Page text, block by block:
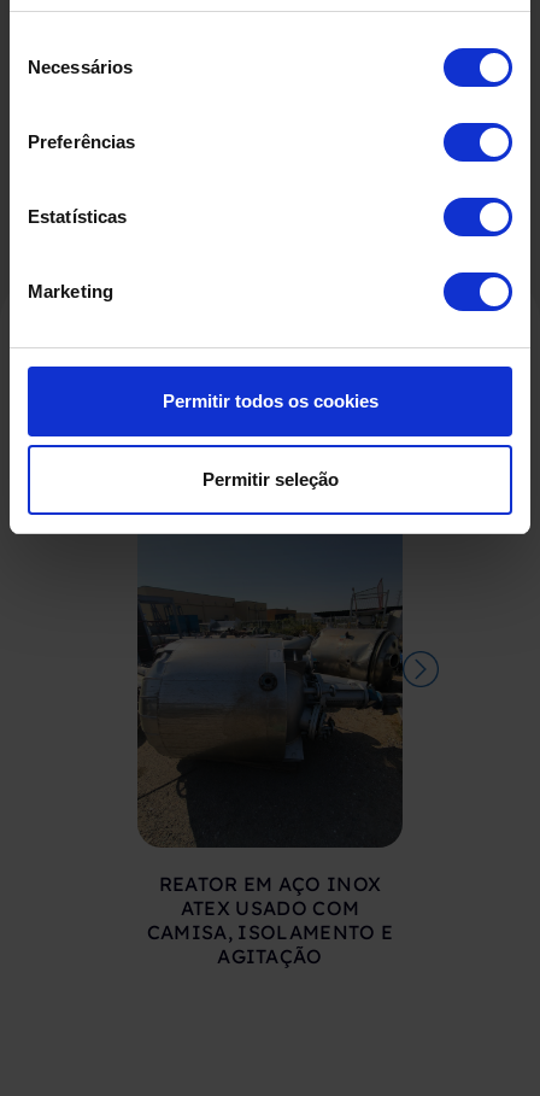
Necessários
Preferências
Estatísticas
Marketing
Permitir todos os cookies
Permitir seleção
Produtos Relacionados
REATOR EM AÇO INOX
ATEX USADO COM
CAMISA, ISOLAMENTO E
AGITAÇÃO